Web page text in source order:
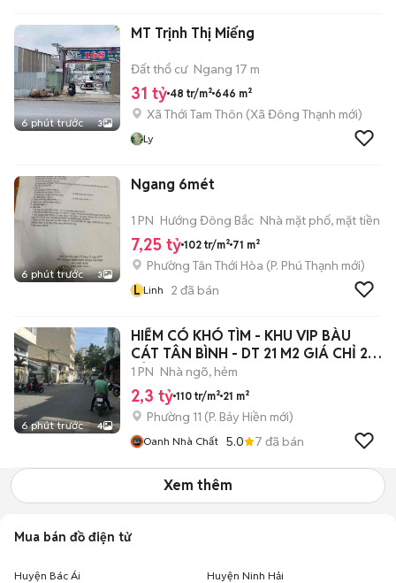
6 phút trước 3
MT Trịnh Thị Miếng
Đất thổ cư Ngang 17 m
31 tỷ 48 tr/m² 646 m²
Xã Thới Tam Thôn (Xã Đông Thạnh mới)
Ly
6 phút trước 3
Ngang 6mét
1 PN Hướng Đông Bắc Nhà mặt phố, mặt tiền
7,25 tỷ 102 tr/m² 71 m²
Phường Tân Thới Hòa (P. Phú Thạnh mới)
L Linh 2 đã bán
6 phút trước 4
HIẾM CÓ KHÓ TÌM - KHU VIP BÀU
CÁT TÂN BÌNH - DT 21 M2 GIÁ CHỈ 2,3
TỶ
1 PN Nhà ngõ, hẻm
2,3 tỷ 110 tr/m² 21 m²
Phường 11 (P. Bảy Hiền mới)
Oanh Nhà Chất 5.0 7 đã bán
Xem thêm
Mua bán đồ điện tử
Huyện Bác Ái Huyện Ninh Hải